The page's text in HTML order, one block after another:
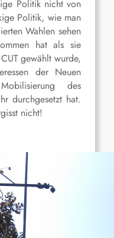
Politik nicht von
Politik, wie man
Wahlen sehen
hat als sie
gewählt wurde,
der Neuen
des
durchgesetzt hat.
nicht!